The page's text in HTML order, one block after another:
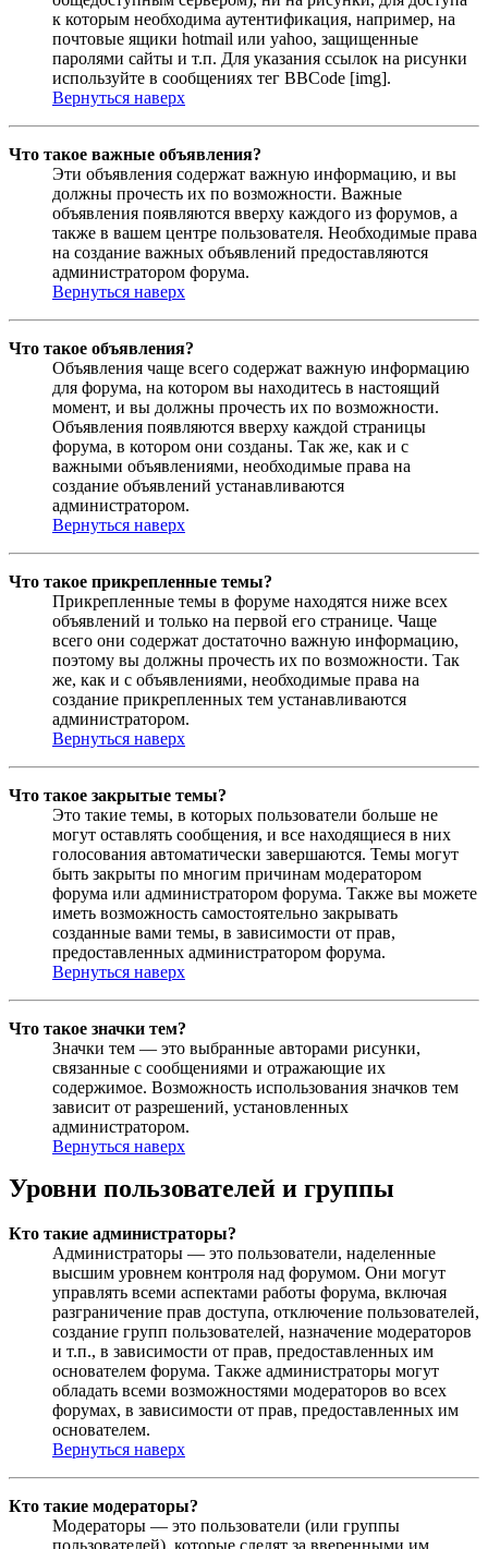
к которым необходима аутентификация, например, на
почтовые ящики hotmail или yahoo, защищенные
паролями сайты и т.п. Для указания ссылок на рисунки
используйте в сообщениях тег BBCode [img].
Вернуться наверх
Что такое важные объявления?
Эти объявления содержат важную информацию, и вы
должны прочесть их по возможности. Важные
объявления появляются вверху каждого из форумов, а
также в вашем центре пользователя. Необходимые права
на создание важных объявлений предоставляются
администратором форума.
Вернуться наверх
Что такое объявления?
Объявления чаще всего содержат важную информацию
для форума, на котором вы находитесь в настоящий
момент, и вы должны прочесть их по возможности.
Объявления появляются вверху каждой страницы
форума, в котором они созданы. Так же, как и с
важными объявлениями, необходимые права на
создание объявлений устанавливаются
администратором.
Вернуться наверх
Что такое прикрепленные темы?
Прикрепленные темы в форуме находятся ниже всех
объявлений и только на первой его странице. Чаще
всего они содержат достаточно важную информацию,
поэтому вы должны прочесть их по возможности. Так
же, как и с объявлениями, необходимые права на
создание прикрепленных тем устанавливаются
администратором.
Вернуться наверх
Что такое закрытые темы?
Это такие темы, в которых пользователи больше не
могут оставлять сообщения, и все находящиеся в них
голосования автоматически завершаются. Темы могут
быть закрыты по многим причинам модератором
форума или администратором форума. Также вы можете
иметь возможность самостоятельно закрывать
созданные вами темы, в зависимости от прав,
предоставленных администратором форума.
Вернуться наверх
Что такое значки тем?
Значки тем — это выбранные авторами рисунки,
связанные с сообщениями и отражающие их
содержимое. Возможность использования значков тем
зависит от разрешений, установленных
администратором.
Вернуться наверх
Уровни пользователей и группы
Кто такие администраторы?
Администраторы — это пользователи, наделенные
высшим уровнем контроля над форумом. Они могут
управлять всеми аспектами работы форума, включая
разграничение прав доступа, отключение пользователей,
создание групп пользователей, назначение модераторов
и т.п., в зависимости от прав, предоставленных им
основателем форума. Также администраторы могут
обладать всеми возможностями модераторов во всех
форумах, в зависимости от прав, предоставленных им
основателем.
Вернуться наверх
Кто такие модераторы?
Модераторы — это пользователи (или группы